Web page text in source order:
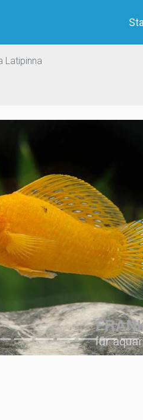
Latipinna